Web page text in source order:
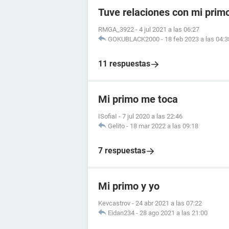
Tuve relaciones con mi
RMGA_3922 - 4 jul 2021 a las 06:27
GOKUBLACK2000 - 18 feb 2023 a las
11 respuestas
Mi primo me toca
ISofiaI - 7 jul 2020 a las 22:46
Gelito - 18 mar 2022 a las 09:18
7 respuestas
Mi primo y yo
Kevcastrov - 24 abr 2021 a las 07:22
Eidan234 - 28 ago 2021 a las 21:00